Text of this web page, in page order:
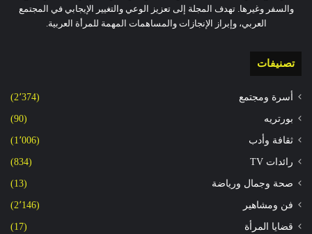
والسفر وغيرها. تهدف المجلة إلى تعزيز الوعي والتغيير الإيجابي في المجتمع
العربي، وإبراز الإنجازات والمساهمات المهمة للمرأة العربية.
تصنيفات
أسرة ومجتمع (2٬374)
بورتريه (90)
ثقافة وأدب (1٬006)
رائدات TV (834)
صحة وجمال ورياضة (13)
فن ومشاهير (2٬146)
قضايا المرأة (17)